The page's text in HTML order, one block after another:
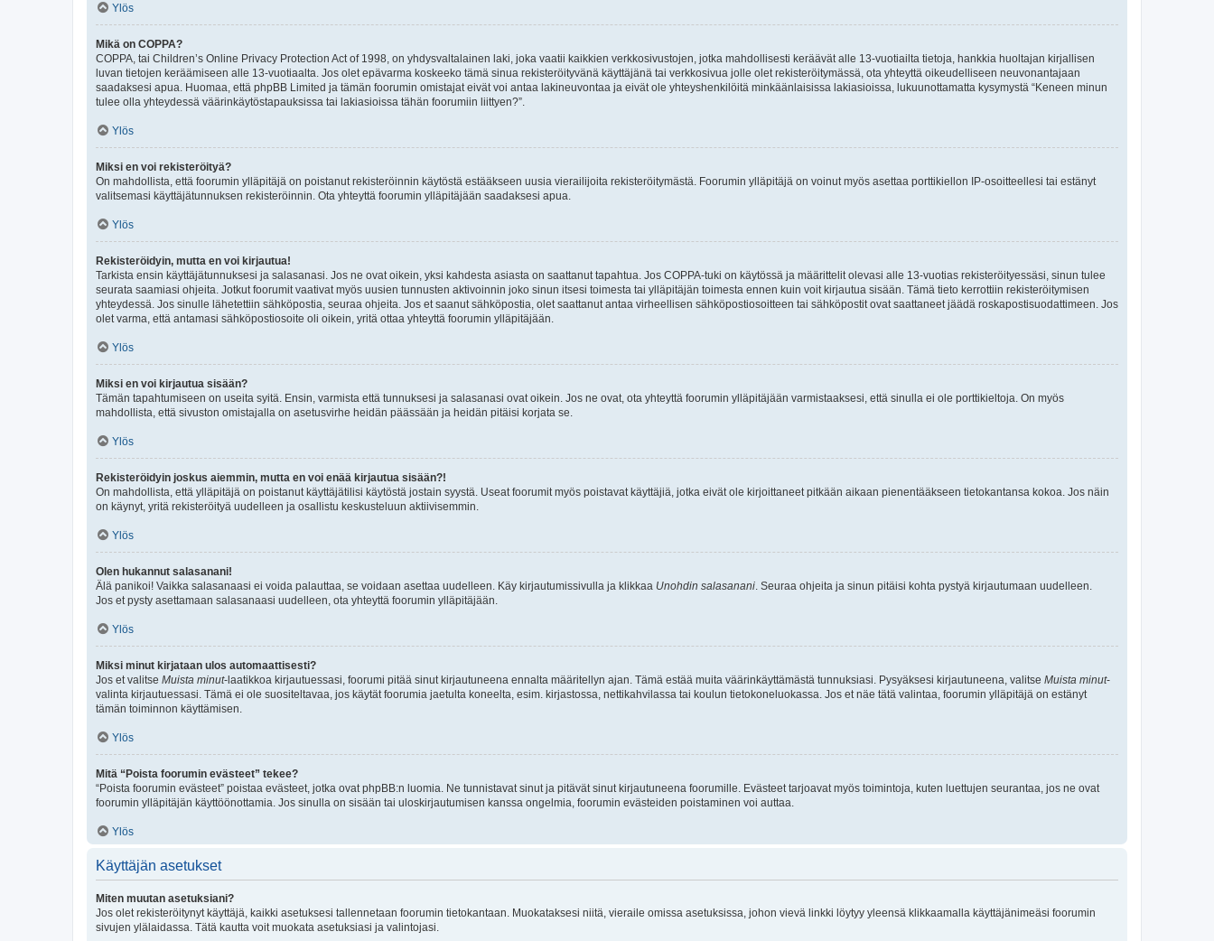
Ylös
Mikä on COPPA?
COPPA, tai Children’s Online Privacy Protection Act of 1998, on yhdysvaltalainen laki, joka vaatii kaikkien verkkosivustojen, jotka mahdollisesti keräävät alle 13-vuotiailta tietoja, hankkia huoltajan kirjallisen
luvan tietojen keräämiseen alle 13-vuotiaalta. Jos olet epävarma koskeeko tämä sinua rekisteröityvänä käyttäjänä tai verkkosivua jolle olet rekisteröitymässä, ota yhteyttä oikeudelliseen neuvonantajaan
saadaksesi apua. Huomaa, että phpBB Limited ja tämän foorumin omistajat eivät voi antaa lakineuvontaa ja eivät ole yhteyshenkilöitä minkäänlaisissa lakiasioissa, lukuunottamatta kysymystä “Keneen minun
tulee olla yhteydessä väärinkäytöstapauksissa tai lakiasioissa tähän foorumiin liittyen?”.
Ylös
Miksi en voi rekisteröityä?
On mahdollista, että foorumin ylläpitäjä on poistanut rekisteröinnin käytöstä estääkseen uusia vierailijoita rekisteröitymästä. Foorumin ylläpitäjä on voinut myös asettaa porttikiellon IP-osoitteellesi tai estänyt
valitsemasi käyttäjätunnuksen rekisteröinnin. Ota yhteyttä foorumin ylläpitäjään saadaksesi apua.
Ylös
Rekisteröidyin, mutta en voi kirjautua!
Tarkista ensin käyttäjätunnuksesi ja salasanasi. Jos ne ovat oikein, yksi kahdesta asiasta on saattanut tapahtua. Jos COPPA-tuki on käytössä ja määrittelit olevasi alle 13-vuotias rekisteröityessäsi, sinun tulee
seurata saamiasi ohjeita. Jotkut foorumit vaativat myös uusien tunnusten aktivoinnin joko sinun itsesi toimesta tai ylläpitäjän toimesta ennen kuin voit kirjautua sisään. Tämä tieto kerrottiin rekisteröitymisen
yhteydessä. Jos sinulle lähetettiin sähköpostia, seuraa ohjeita. Jos et saanut sähköpostia, olet saattanut antaa virheellisen sähköpostiosoitteen tai sähköpostit ovat saattaneet jäädä roskapostisuodattimeen. Jos
olet varma, että antamasi sähköpostiosoite oli oikein, yritä ottaa yhteyttä foorumin ylläpitäjään.
Ylös
Miksi en voi kirjautua sisään?
Tämän tapahtumiseen on useita syitä. Ensin, varmista että tunnuksesi ja salasanasi ovat oikein. Jos ne ovat, ota yhteyttä foorumin ylläpitäjään varmistaaksesi, että sinulla ei ole porttikieltoja. On myös
mahdollista, että sivuston omistajalla on asetusvirhe heidän päässään ja heidän pitäisi korjata se.
Ylös
Rekisteröidyin joskus aiemmin, mutta en voi enää kirjautua sisään?!
On mahdollista, että ylläpitäjä on poistanut käyttäjätilisi käytöstä jostain syystä. Useat foorumit myös poistavat käyttäjiä, jotka eivät ole kirjoittaneet pitkään aikaan pienentääkseen tietokantansa kokoa. Jos näin
on käynyt, yritä rekisteröityä uudelleen ja osallistu keskusteluun aktiivisemmin.
Ylös
Olen hukannut salasanani!
Älä panikoi! Vaikka salasanaasi ei voida palauttaa, se voidaan asettaa uudelleen. Käy kirjautumissivulla ja klikkaa Unohdin salasanani . Seuraa ohjeita ja sinun pitäisi kohta pystyä kirjautumaan uudelleen.
Jos et pysty asettamaan salasanaasi uudelleen, ota yhteyttä foorumin ylläpitäjään.
Ylös
Miksi minut kirjataan ulos automaattisesti?
Jos et valitse Muista minut-laatikkoa kirjautuessasi, foorumi pitää sinut kirjautuneena ennalta määritellyn ajan. Tämä estää muita väärinkäyttämästä tunnuksiasi. Pysyäksesi kirjautuneena, valitse Muista minut-
valinta kirjautuessasi. Tämä ei ole suositeltavaa, jos käytät foorumia jaetulta koneelta, esim. kirjastossa, nettikahvilassa tai koulun tietokoneluokassa. Jos et näe tätä valintaa, foorumin ylläpitäjä on estänyt
tämän toiminnon käyttämisen.
Ylös
Mitä “Poista foorumin evästeet” tekee?
“Poista foorumin evästeet” poistaa evästeet, jotka ovat phpBB:n luomia. Ne tunnistavat sinut ja pitävät sinut kirjautuneena foorumille. Evästeet tarjoavat myös toimintoja, kuten luettujen seurantaa, jos ne ovat
foorumin ylläpitäjän käyttöönottamia. Jos sinulla on sisään tai uloskirjautumisen kanssa ongelmia, foorumin evästeiden poistaminen voi auttaa.
Ylös
Käyttäjän asetukset
Miten muutan asetuksiani?
Jos olet rekisteröitynyt käyttäjä, kaikki asetuksesi tallennetaan foorumin tietokantaan. Muokataksesi niitä, vieraile omissa asetuksissa, johon vievä linkki löytyy yleensä klikkaamalla käyttäjänimeäsi foorumin
sivujen ylälaidassa. Tätä kautta voit muokata asetuksiasi ja valintojasi.